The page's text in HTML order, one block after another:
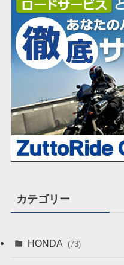
カテゴリー
HONDA (73)